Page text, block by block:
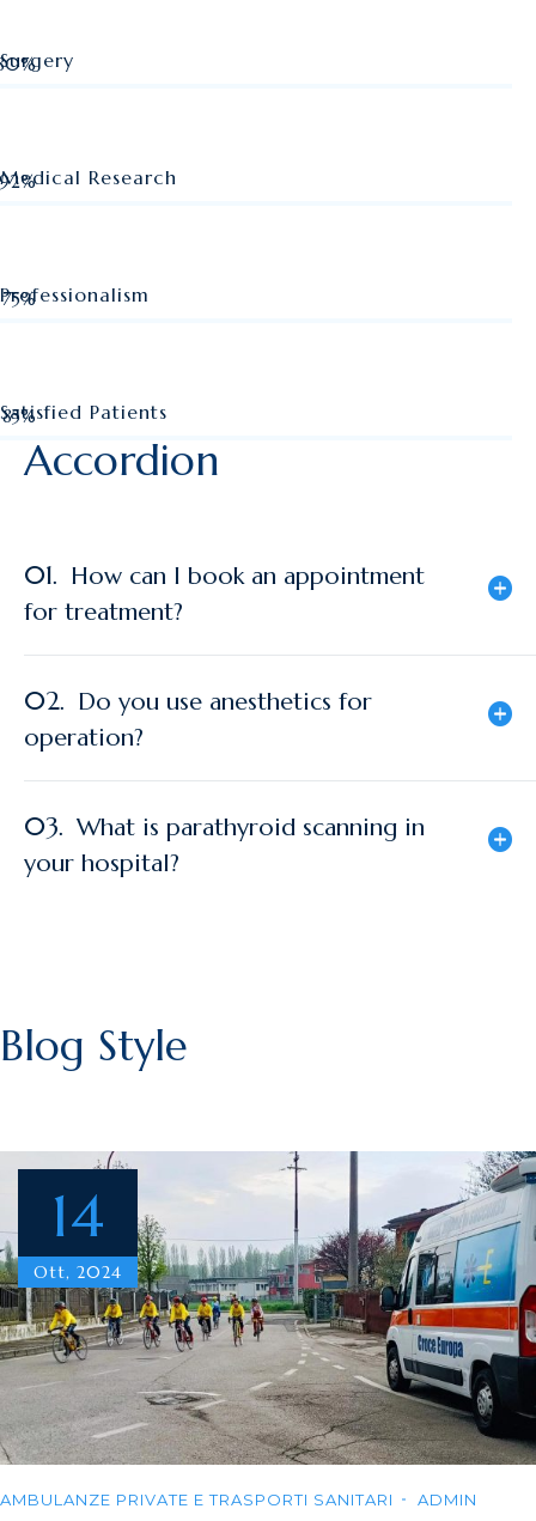
Surgery
Medical Research
92%
Professionalism
75%
Satisfied Patients
Web Designer
85%
Accordion
01. How can I book an appointment
for treatment?
02. Do you use anesthetics for
operation?
03. What is parathyroid scanning in
your hospital?
Blog Style
14
Ott, 2024
AMBULANZE PRIVATE E TRASPORTI SANITARI ADMIN